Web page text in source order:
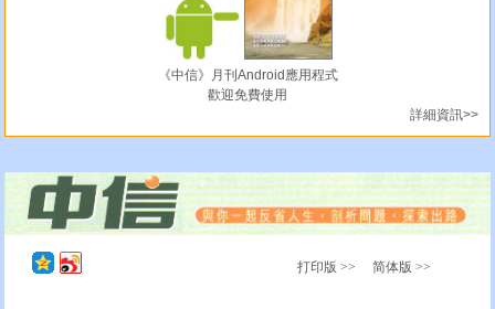
《中信》月刊Android應用程式
歡迎免費使用
詳細資訊>>
打印版 >> 简体版 >>